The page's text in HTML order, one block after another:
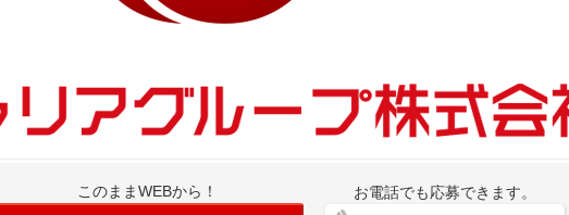
このままWEBから！ お電話でも応募できます。